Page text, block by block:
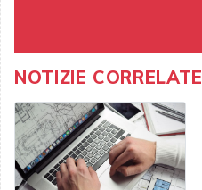
NOTIZIE CORRELATE